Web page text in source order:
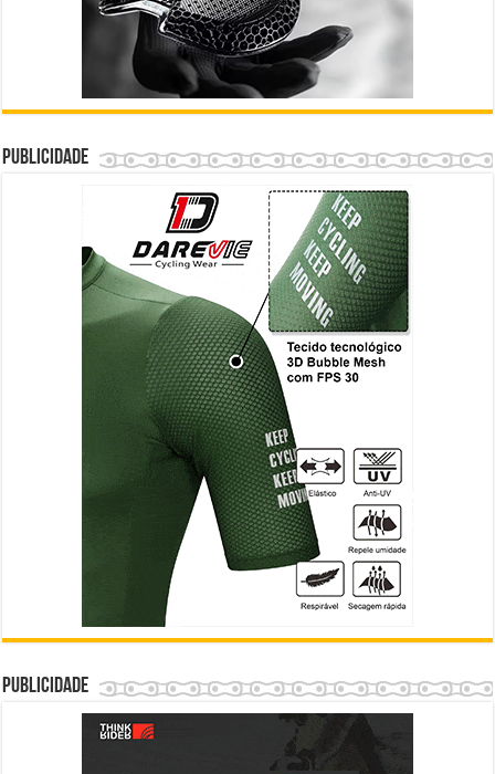
Publicidade
Publicidade